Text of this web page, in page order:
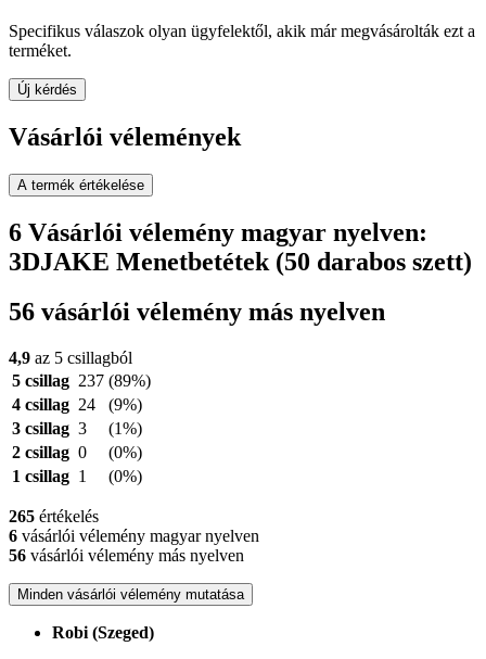
Specifikus válaszok olyan ügyfelektől, akik már megvásárolták ezt a
terméket.
Új kérdés
Vásárlói vélemények
A termék értékelése
6 Vásárlói vélemény magyar nyelven:
3DJAKE Menetbetétek (50 darabos szett)
56 vásárlói vélemény más nyelven
4,9 az 5 csillagból
5 csillag 237 (89%)
4 csillag 24
(9%)
3 csillag 3
(1%)
2 csillag 0
(0%)
1 csillag 1 (0%)
265 értékelés
6 vásárlói vélemény magyar nyelven
56 vásárlói vélemény más nyelven
Minden vásárlói vélemény mutatása
Robi (Szeged)